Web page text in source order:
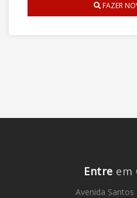
FAZER
Entre em
Avenida